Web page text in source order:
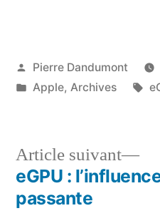
Publié
par
Pierre Dandumont
Publié
Apple, Archives
Navigation
Article suivant
eGPU :
passante